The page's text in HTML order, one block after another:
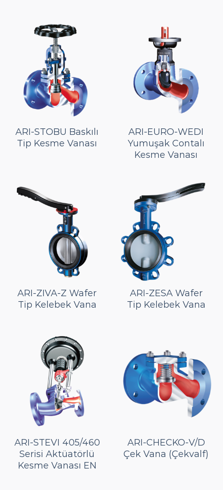
ARI-STOBU Baskılı
Tip Kesme Vanası
ARI-EURO-WEDI
Yumuşak Contalı
Kesme Vanası
ARI-ZIVA-Z Wafer
Tip Kelebek Vana
ARI-ZESA Wafer
Tip Kelebek Vana
ARI-STEVI 405/460
Serisi Aktüatörlü
Kesme Vanası EN
ARI-CHECKO-V/D
Çek Vana (Çekvalf)